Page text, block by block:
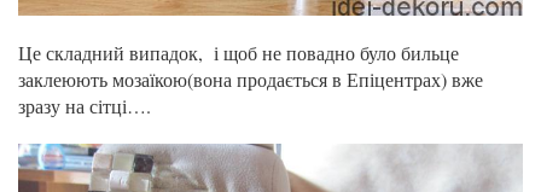
Це складний випадок, і щоб не повадно було бильце
заклеюють мозаїкою(вона продається в Епіцентрах) вже
зразу на сітці….